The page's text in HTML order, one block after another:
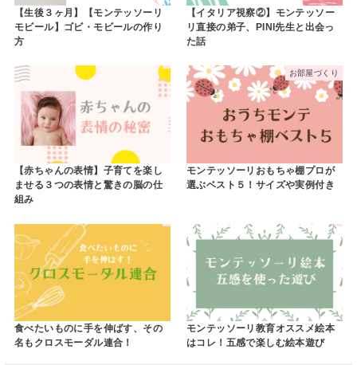
【生後３ヶ月】【モンテッソーリ
モビール】ゴビ・モビールの作り
方
【イタリア視察②】モンテッソー
リ直接の弟子、PINI先生と出会っ
た話
【赤ちゃんの表情】子育てを楽し
ませる３つの表情と驚きの脳の仕
組み
お部屋づくり
モンテッソーリおもちゃ棚プロが
選ぶベスト５！サイズや実例付き
食べたいものに手を伸ばす、その
名もクロスモーダル連合！
モンテッソーリ教育オススメ絵本
はコレ！五感で楽しむ絵本遊び